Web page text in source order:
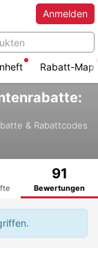
Anmelden
Rabatt-Map
& Rabattcodes
91
Bewertungen